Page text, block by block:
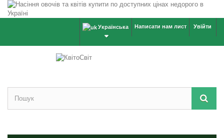
Увійти
Написати нам лист
Українська